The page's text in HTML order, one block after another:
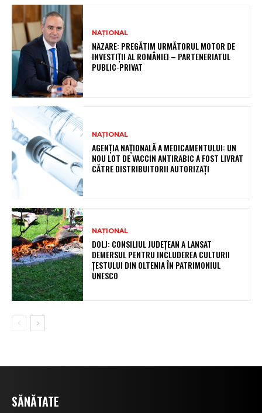
NAȚIONAL
NAZARE: PREGĂTIM URMĂTORUL MOTOR DE
INVESTIȚII AL ROMÂNIEI – PARTENERIATUL
PUBLIC-PRIVAT
NAȚIONAL
AGENȚIA NAȚIONALĂ A MEDICAMENTULUI: UN
NOU LOT DE VACCIN ANTIRABIC A FOST LIVRAT
CĂTRE DISTRIBUITORII AUTORIZAȚI
NAȚIONAL
DOLJ: CONSILIUL JUDEȚEAN A LANSAT
DEMERSUL PENTRU INCLUDEREA CULTURII
ȚESTULUI DIN OLTENIA ÎN PATRIMONIUL
UNESCO
SĂNĂTATE